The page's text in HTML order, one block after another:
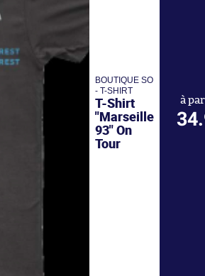
BOUTIQUE SO
- T-SHIRT
T-Shirt
"Marseille
93" On
Tour
à